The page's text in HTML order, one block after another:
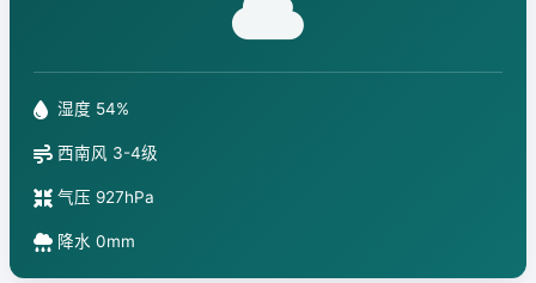
湿度 54%
西南风 3-4级
气压 927hPa
降水 0mm